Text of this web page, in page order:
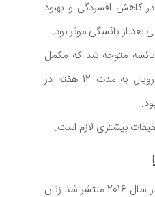
کاهش افسردگی و بهبود
از یائسگی موثر بود.
دیگری در 42 زن یائسه متوجه شد که مکمل
روزانه 800 میلی گرم ژل رویال به مدت 12 هفته در
بیشتری لازم است.
در یک تحقیق کوچک که در سال 2016 منتشر شد زنان